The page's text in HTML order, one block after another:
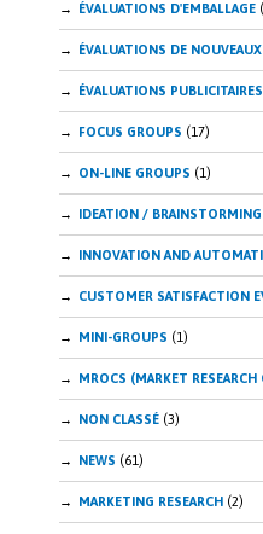
ÉVALUATIONS D'EMBALLAGE
ÉVALUATIONS DE
ÉVALUATIONS
FOCUS GROUPS (17)
ON-LINE GROUPS (1)
IDEATION / BRAINSTORMING
INNOVATION AND
CUSTOMER SATISFACTION
MINI-GROUPS (1)
MROCS (MARKET
NON CLASSÉ (3)
NEWS (61)
MARKETING RESEARCH (2)